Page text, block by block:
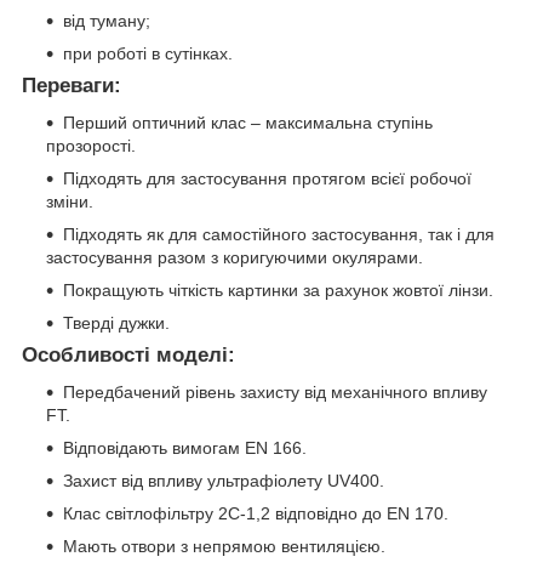
від туману;
при роботі в сутінках.
Переваги:
Перший оптичний клас – максимальна ступінь
прозорості.
Підходять для застосування протягом всієї робочої
зміни.
Підходять як для самостійного застосування, так і для
застосування разом з коригуючими окулярами.
Покращують чіткість картинки за рахунок жовтої лінзи.
Тверді дужки.
Особливості моделі:
Передбачений рівень захисту від механічного впливу
FT.
Відповідають вимогам EN 166.
Захист від впливу ультрафіолету UV400.
Клас світлофільтру 2С-1,2 відповідно до EN 170.
Мають отвори з непрямою вентиляцією.